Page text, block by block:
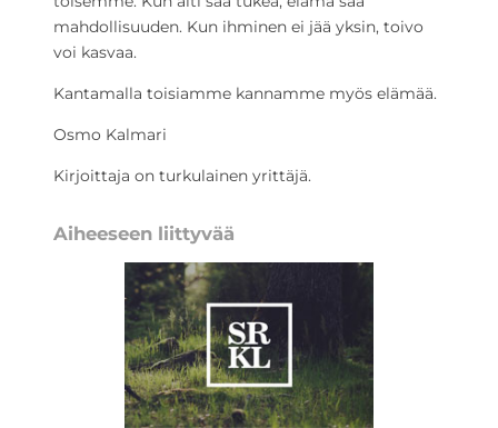
mahdollisuuden. Kun ihminen ei jää yksin, toivo
voi kasvaa.
Kantamalla toisiamme kannamme myös elämää.
Osmo Kalmari
Kirjoittaja on turkulainen yrittäjä.
Aiheeseen liittyvää